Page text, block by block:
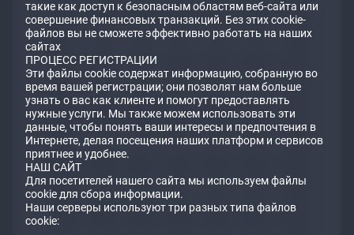
такие как доступ к безопасным областям веб-сайта или
совершение финансовых транзакций. Без этих cookie-
файлов вы не сможете эффективно работать на наших
сайтах
ПРОЦЕСС РЕГИСТРАЦИИ
Эти файлы cookie содержат информацию, собранную во
время вашей регистрации; они позволят нам больше
узнать о вас как клиенте и помогут предоставлять
нужные услуги. Мы также можем использовать эти
данные, чтобы понять ваши интересы и предпочтения в
Интернете, делая посещения наших платформ и сервисов
приятнее и удобнее.
НАШ САЙТ
Для посетителей нашего сайта мы используем файлы
cookie для сбора информации.
Наши серверы используют три разных типа файлов
cookie: